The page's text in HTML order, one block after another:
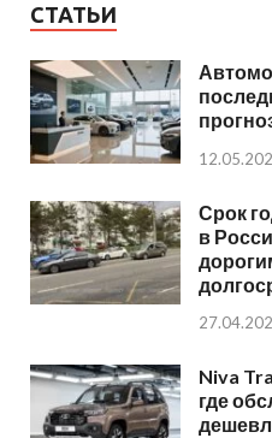
СТАТЬИ
Срок
в
Niva
где